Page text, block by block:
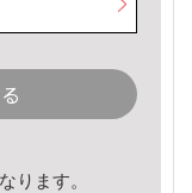
ります。